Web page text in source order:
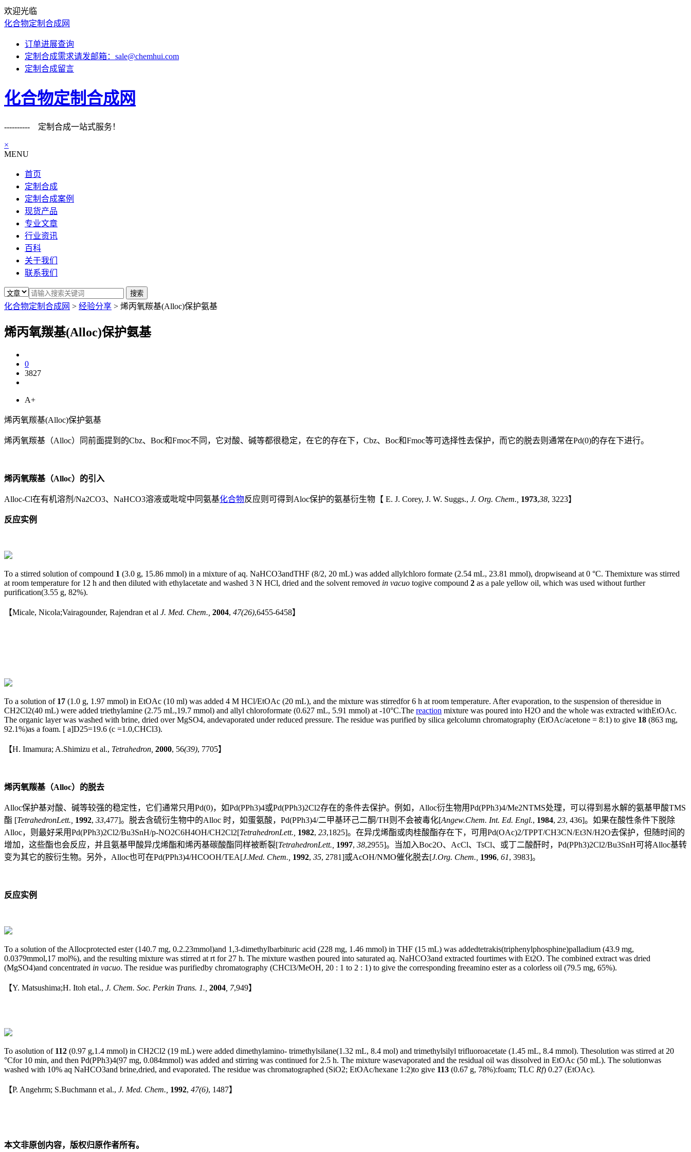
欢迎光临
化合物定制合成网
订单进展查询
定制合成需求请发邮箱：sale@chemhui.com
定制合成留言
化合物定制合成网
---------- 定制合成一站式服务！
×
MENU
首页
定制合成
定制合成案例
现货产品
专业文章
行业资讯
百科
关于我们
联系我们
化合物定制合成网 > 经验分享 > 烯丙氧羰基(Alloc)保护氨基
烯丙氧羰基(Alloc)保护氨基
0
3827
A+
烯丙氧羰基(Alloc)保护氨基
烯丙氧羰基（Alloc）同前面提到的Cbz、Boc和Fmoc不同，它对酸、碱等都很稳定，在它的存在下，Cbz、Boc和Fmoc等可选择性去保护，而它的脱去则通常在Pd(0)的存在下进行。
烯丙氧羰基（Alloc）的引入
Alloc-Cl在有机溶剂/Na2CO3、NaHCO3溶液或吡啶中同氨基化合物反应则可得到Aloc保护的氨基衍生物【 E. J. Corey, J. W. Suggs., J. Org. Chem., 1973,38, 3223】
反应实例
To a stirred solution of compound 1 (3.0 g, 15.86 mmol) in a mixture of aq. NaHCO3andTHF (8/2, 20 mL) was added allylchloro formate (2.54 mL, 23.81 mmol), dropwiseand at 0 °C. Themixture was stirred
at room temperature for 12 h and then diluted with ethylacetate and washed 3 N HCl, dried and the solvent removed in vacuo togive compound 2 as a pale yellow oil, which was used without further
purification(3.55 g, 82%).
【Micale, Nicola;Vairagounder, Rajendran et al J. Med. Chem., 2004, 47(26),6455-6458】
To a solution of 17 (1.0 g, 1.97 mmol) in EtOAc (10 ml) was added 4 M HCl/EtOAc (20 mL), and the mixture was stirredfor 6 h at room temperature. After evaporation, to the suspension of theresidue in
CH2Cl2(40 mL) were added triethylamine (2.75 mL,19.7 mmol) and allyl chloroformate (0.627 mL, 5.91 mmol) at -10°C.The reaction mixture was poured into H2O and the whole was extracted withEtOAc.
The organic layer was washed with brine, dried over MgSO4, andevaporated under reduced pressure. The residue was purified by silica gelcolumn chromatography (EtOAc/acetone = 8:1) to give 18 (863 mg,
92.1%)as a foam. [ a]D25=19.6 (c =1.0,CHCl3).
【H. Imamura; A.Shimizu et al., Tetrahedron, 2000, 56(39), 7705】
烯丙氧羰基（Alloc）的脱去
Alloc保护基对酸、碱等较强的稳定性，它们通常只用Pd(0)，如Pd(PPh3)4或Pd(PPh3)2Cl2存在的条件去保护。例如，Alloc衍生物用Pd(PPh3)4/Me2NTMS处理，可以得到易水解的氨基甲酸TMS
酯 [TetrahedronLett., 1992, 33,477]。脱去含硫衍生物中的Alloc 时，如蛋氨酸，Pd(PPh3)4/二甲基环己二酮/TH则不会被毒化[Angew.Chem. Int. Ed. Engl., 1984, 23, 436]。如果在酸性条件下脱除
Alloc，则最好采用Pd(PPh3)2Cl2/Bu3SnH/p-NO2C6H4OH/CH2Cl2[TetrahedronLett., 1982, 23,1825]。在异戊烯酯或肉桂酸酯存在下，可用Pd(OAc)2/TPPT/CH3CN/Et3N/H2O去保护，但随时间的
增加，这些酯也会反应，并且氨基甲酸异戊烯酯和烯丙基碳酸酯同样被断裂[TetrahedronLett., 1997, 38,2955]。当加入Boc2O、AcCl、TsCl、或丁二酸酐时，Pd(PPh3)2Cl2/Bu3SnH可将Alloc基转
变为其它的胺衍生物。另外，Alloc也可在Pd(PPh3)4/HCOOH/TEA[J.Med. Chem., 1992, 35, 2781]或AcOH/NMO催化脱去[J.Org. Chem., 1996, 61, 3983]。
反应实例
To a solution of the Allocprotected ester (140.7 mg, 0.2.23mmol)and 1,3-dimethylbarbituric acid (228 mg, 1.46 mmol) in THF (15 mL) was addedtetrakis(triphenylphosphine)palladium (43.9 mg,
0.0379mmol,17 mol%), and the resulting mixture was stirred at rt for 27 h. The mixture wasthen poured into saturated aq. NaHCO3and extracted fourtimes with Et2O. The combined extract was dried
(MgSO4)and concentrated in vacuo. The residue was purifiedby chromatography (CHCl3/MeOH, 20 : 1 to 2 : 1) to give the corresponding freeamino ester as a colorless oil (79.5 mg, 65%).
【Y. Matsushima;H. Itoh etal., J. Chem. Soc. Perkin Trans. 1., 2004 , 7,949】
To asolution of 112 (0.97 g,1.4 mmol) in CH2Cl2 (19 mL) were added dimethylamino- trimethylsilane(1.32 mL, 8.4 mol) and trimethylsilyl trifluoroacetate (1.45 mL, 8.4 mmol). Thesolution was stirred at 20
°Cfor 10 min, and then Pd(PPh3)4(97 mg, 0.084mmol) was added and stirring was continued for 2.5 h. The mixture wasevaporated and the residual oil was dissolved in EtOAc (50 mL). The solutionwas
washed with 10% aq NaHCO3and brine,dried, and evaporated. The residue was chromatographed (SiO2; EtOAc/hexane 1:2)to give 113 (0.67 g, 78%):foam; TLC Rf) 0.27 (EtOAc).
【P. Angehrm; S.Buchmann et al., J. Med. Chem., 1992, 47(6), 1487】
本文非原创内容，版权归原作者所有。